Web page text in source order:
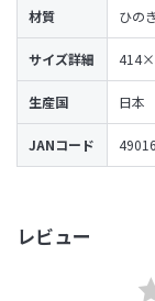
レビュー
材質 ひの
サイズ詳細
生産国 日本
JANコード